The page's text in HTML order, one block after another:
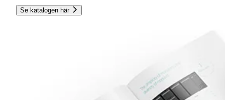
Se katalogen här